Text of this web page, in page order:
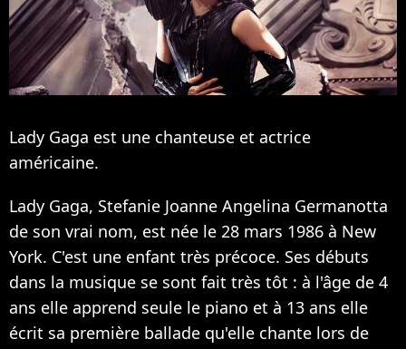
Lady Gaga est une chanteuse et actrice
américaine.
Lady Gaga, Stefanie Joanne Angelina Germanotta
de son vrai nom, est née le 28 mars 1986 à New
York. C'est une enfant très précoce. Ses débuts
dans la musique se sont fait très tôt : à l'âge de 4
ans elle apprend seule le piano et à 13 ans elle
écrit sa première ballade qu'elle chante lors de